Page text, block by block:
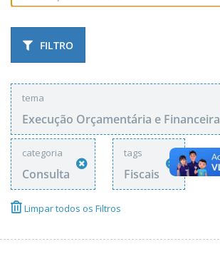
FILTRO
tema
Execução Orçamentária e Financeira
categoria
Consulta
tags
Fiscais
Limpar todos os Filtros